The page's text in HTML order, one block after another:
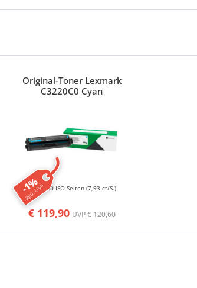
-1%
ggü. UVP
Original-Toner Lexmark
C3220C0 Cyan
€ 119,90 UVP€ 120,60
1500 ISO-Seiten(7,93 ct/S.)